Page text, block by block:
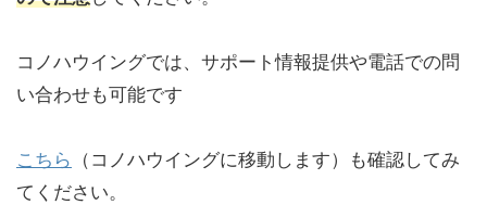
コノハウイングでは、サポート情報提供や電話での問
い合わせも可能です
こちら （コノハウイングに移動します）も確認してみ
てください。